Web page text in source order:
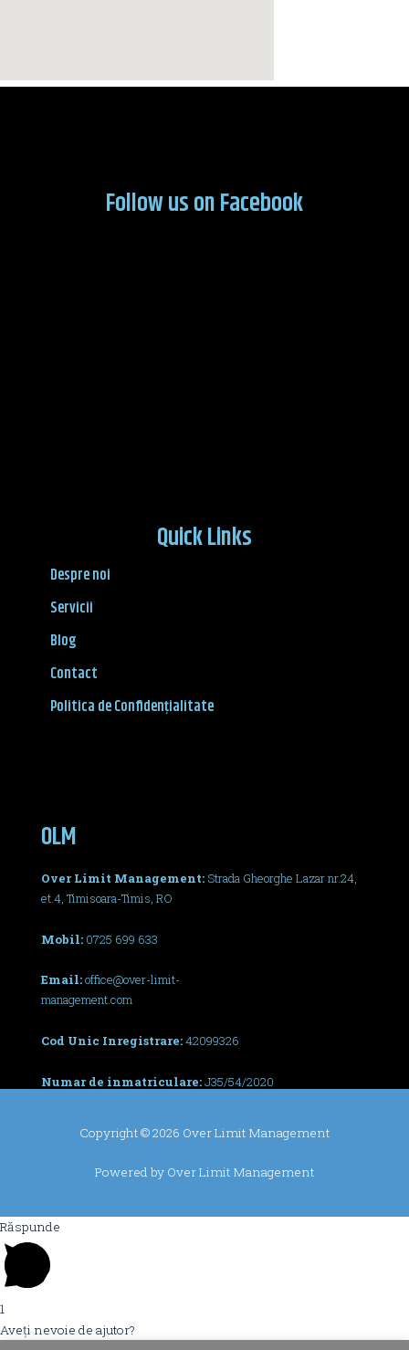
Follow us on Facebook
Quick Links
Despre noi
Servicii
Blog
Contact
Politica de Confidențialitate
OLM
Over Limit Management: Strada Gheorghe Lazar nr.24,
et.4, Timisoara-Timis, RO
Mobil: 0725 699 633
Email:office@over-limit-
management.com
Cod Unic Inregistrare:42099326
Numar de inmatriculare:J35/54/2020
Copyright © 2026 Over Limit Management
Powered by Over Limit Management
Răspunde
1
Aveți nevoie de ajutor?